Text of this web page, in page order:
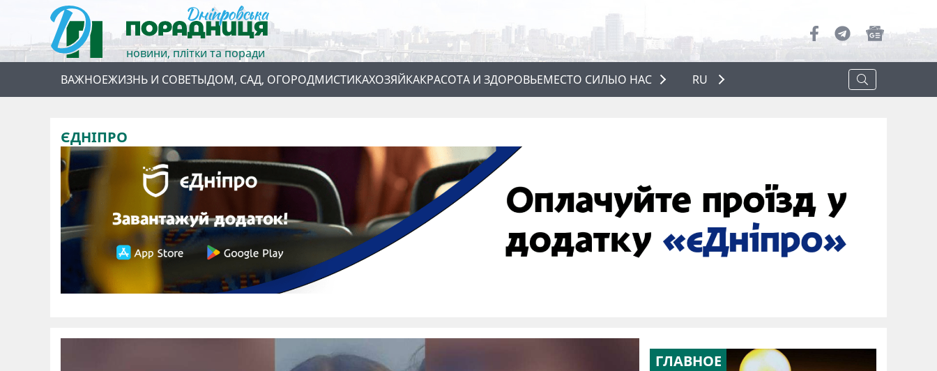
новини, плітки та поради
ВАЖНОЕЖИЗНЬ И СОВЕТЫДОМ, САД, ОГОРОДМИСТИКАХОЗЯЙКАКРАСОТА И ЗДОРОВЬЕМЕСТО СИЛЫО НАС
О НАС
RU
ЄДНІПРО
ГЛАВНОЕ